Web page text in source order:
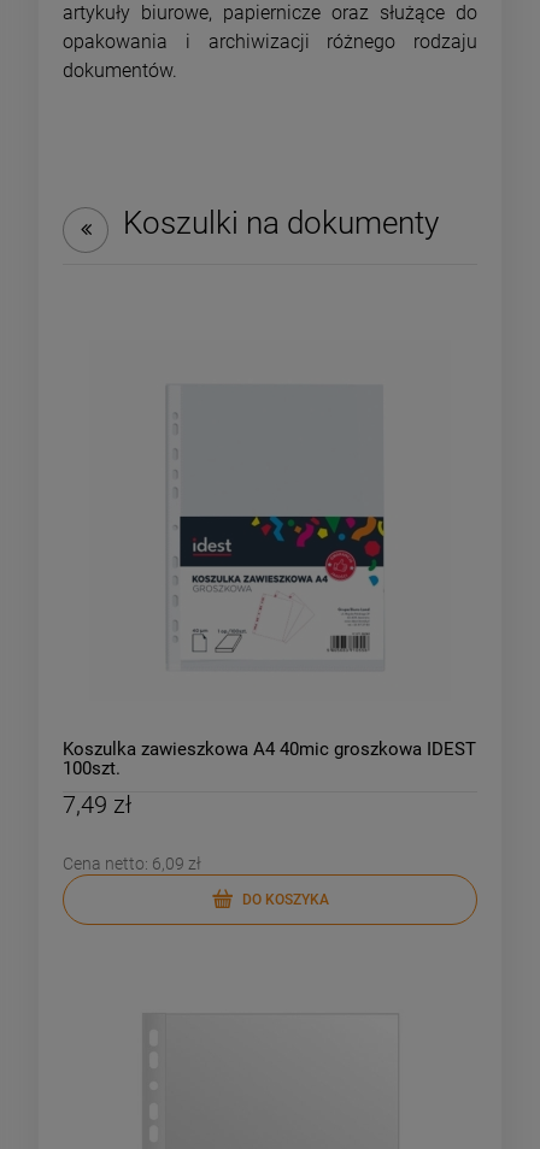
artykuły biurowe, papiernicze oraz służące do
opakowania i archiwizacji różnego rodzaju
dokumentów.
Koszulki na dokumenty
Koszulka zawieszkowa A4 40mic groszkowa IDEST
100szt.
7,49 zł
Cena netto: 6,09 zł
DO KOSZYKA